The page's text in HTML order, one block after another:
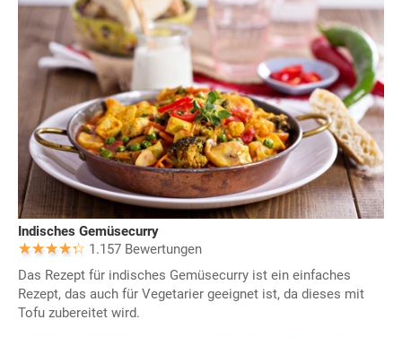
Indisches Gemüsecurry
1.157 Bewertungen
Das Rezept für indisches Gemüsecurry ist ein einfaches
Rezept, das auch für Vegetarier geeignet ist, da dieses mit
Tofu zubereitet wird.